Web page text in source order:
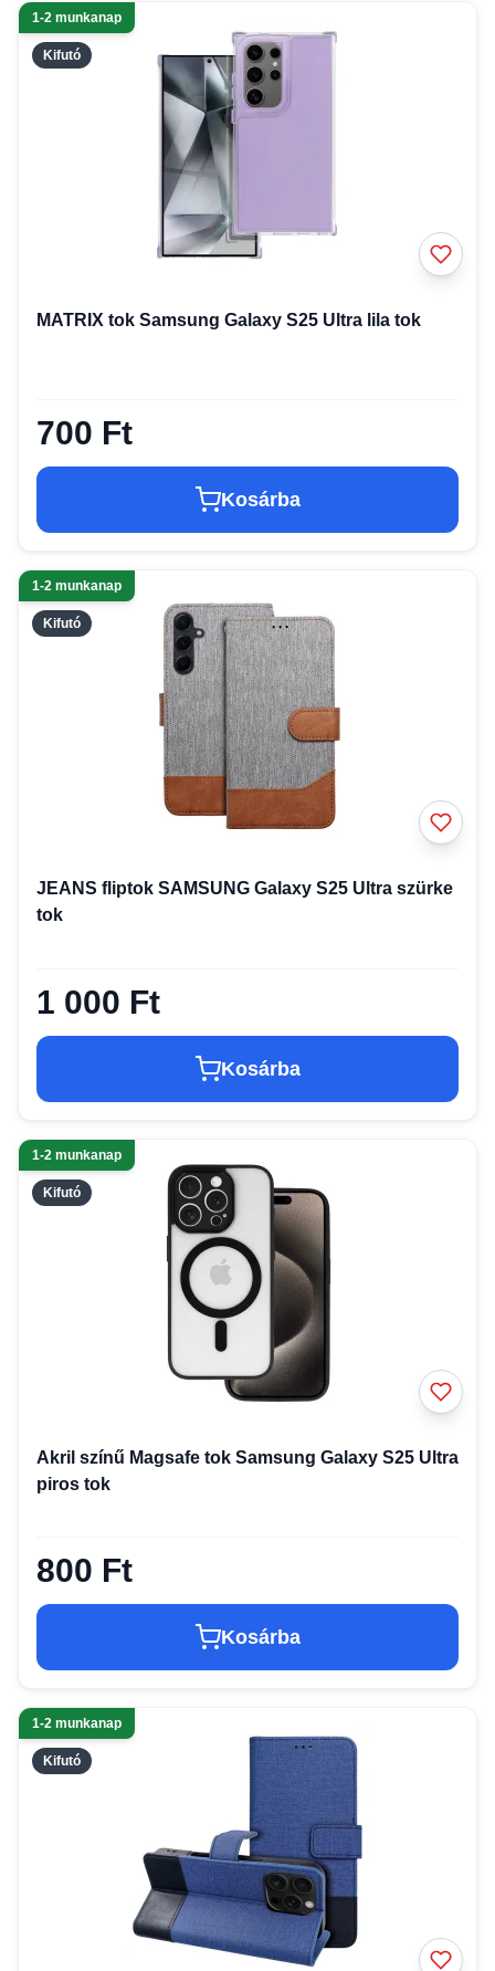
Kifutó
1-2 munkanap
MATRIX tok Samsung Galaxy S25 Ultra lila tok
700 Ft
Kosárba
Kifutó
1-2 munkanap
JEANS fliptok SAMSUNG Galaxy S25 Ultra szürke
tok
1 000 Ft
Kosárba
Kifutó
1-2 munkanap
Akril színű Magsafe tok Samsung Galaxy S25 Ultra
piros tok
800 Ft
Kosárba
Kifutó
1-2 munkanap